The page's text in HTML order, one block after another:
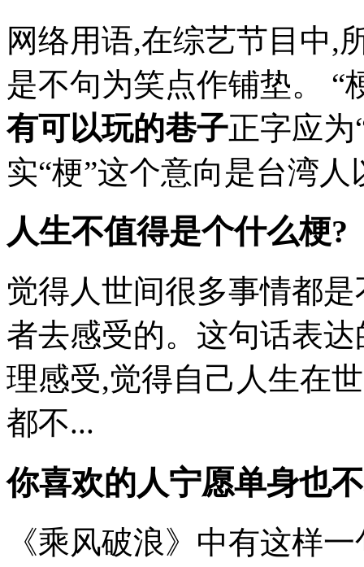
网络用语,在综艺节目中,
是不句为笑点作铺垫。 “
有可以玩的巷子正字应为
实“梗”这个意向是台湾人
人生不值得是个什么梗?
觉得人世间很多事情都
者去感受的。这句话表
理感受,觉得自己人生在
都不...
你喜欢的人宁愿单身也
《乘风破浪》中有这样